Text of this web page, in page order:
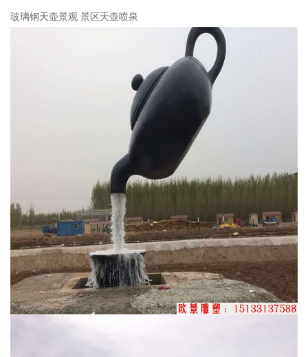
玻璃钢天壶景观 景区天壶喷泉